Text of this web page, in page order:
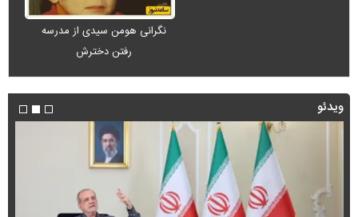
نگرانی هومن سیدی از مدرسه
رفتن دخترش
ویدئو